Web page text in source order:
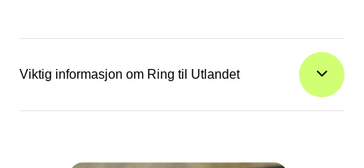
Viktig informasjon om Ring til Utlandet